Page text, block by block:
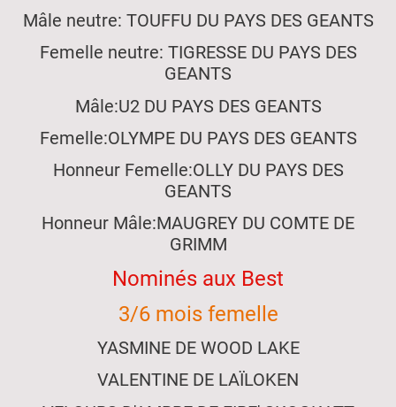
Mâle neutre: TOUFFU DU PAYS DES GEANTS
Femelle neutre: TIGRESSE DU PAYS DES
GEANTS
Mâle:U2 DU PAYS DES GEANTS
Femelle:OLYMPE DU PAYS DES GEANTS
Honneur Femelle:OLLY DU PAYS DES
GEANTS
Honneur Mâle:MAUGREY DU COMTE DE
GRIMM
Nominés aux Best
3/6 mois femelle
YASMINE DE WOOD LAKE
VALENTINE DE LAÏLOKEN